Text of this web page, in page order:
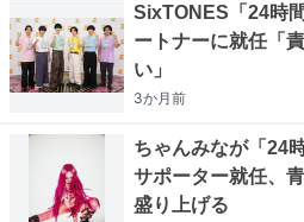
SixTONES「24時
ートナーに就任「
い」
3か月前
ちゃんみなが「24
サポーター就任、
盛り上げる